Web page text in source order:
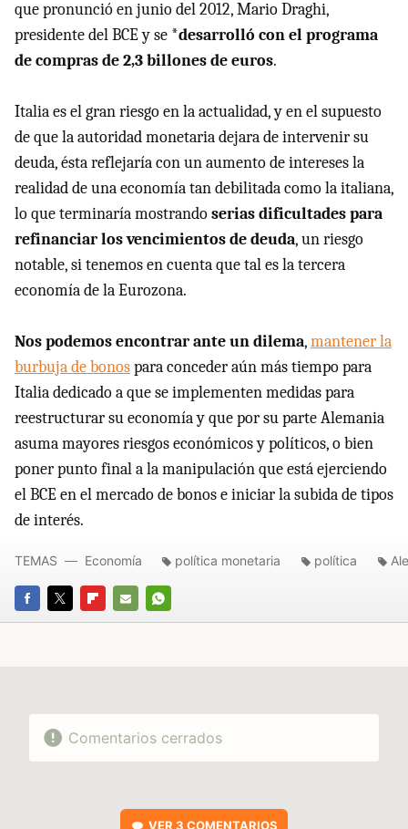
que pronunció en junio del 2012, Mario Draghi,
presidente del BCE y se *desarrolló con el programa
de compras de 2,3 billones de euros.
Italia es el gran riesgo en la actualidad, y en el supuesto
de que la autoridad monetaria dejara de intervenir su
deuda, ésta reflejaría con un aumento de intereses la
realidad de una economía tan debilitada como la italiana,
lo que terminaría mostrandoserias dificultades para
refinanciar los vencimientos de deuda, un riesgo
notable, si tenemos en cuenta que tal es la tercera
economía de la Eurozona.
Nos podemos encontrar ante un dilema,mantener la
burbuja de bonospara conceder aún más tiempo para
Italia dedicado a que se implementen medidas para
reestructurar su economía y que por su parte Alemania
asuma mayores riesgos económicos y políticos, o bien
poner punto final a la manipulación que está ejerciendo
el BCE en el mercado de bonos e iniciar la subida de tipos
de interés.
FACEBOOK
TWITTERFLIPBOARD
E-
WHATSAPP
TEMAS Economía política monetaria política
Comentarios cerrados
VER 3 COMENTARIOS